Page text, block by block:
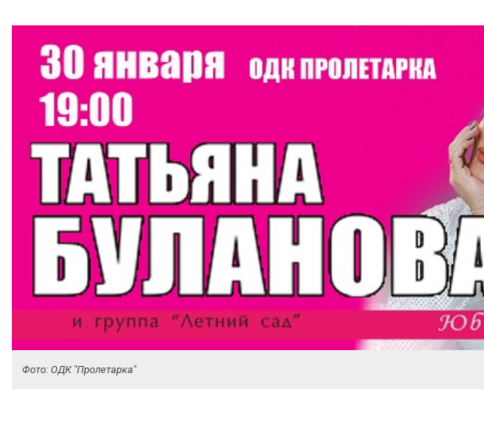
Фото: ОДК "Пролетарка"